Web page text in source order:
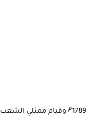
م وقيام ممثلي الشعب